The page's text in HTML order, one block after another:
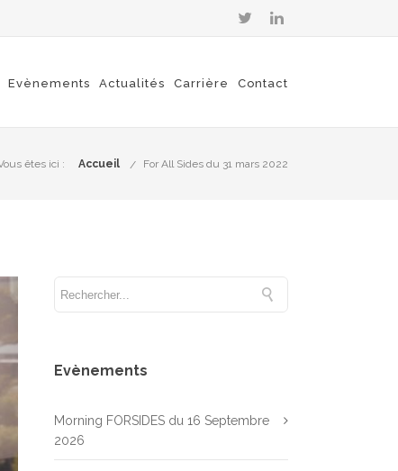
Evènements Actualités Carrière Contact
êtes ici : Accueil For All Sides du 31 mars 2022
Evènements
Morning FORSIDES du 16 Septembre
2026